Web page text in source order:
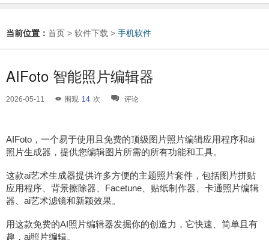
当前位置： 首页 > 软件下载 > 手机软件
AIFoto 智能照片编辑器
2026-05-11 围观 14 次 评论
AIFoto，一个易于使用且免费的顶级图片照片编辑应用程序和ai
照片生成器，提供您编辑图片所需的所有功能和工具。
这款ai艺术生成器提供许多方便的主题照片套件，包括图片拼贴
应用程序、背景擦除器、Facetune、贴纸制作器、卡通照片编辑
器、ai艺术滤镜和新颖效果。
用这款免费的AI照片编辑器发掘你的创造力，它快速、简单且有
趣，ai照片编辑。